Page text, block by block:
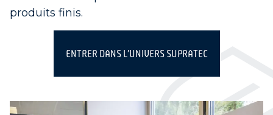
produits finis.
ENTRER DANS L’UNIVERS SUPRATEC